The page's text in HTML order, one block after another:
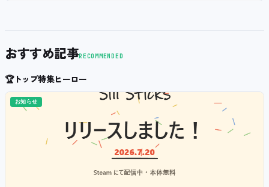
おすすめ記事RECOMMENDED
🏆トップ特集ヒーロー
お知らせ